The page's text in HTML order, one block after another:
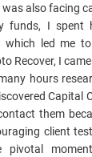
also facing
funds, I spent
led me
Recover, I
hours
Capital
them
client